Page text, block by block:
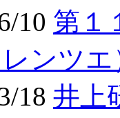
10 第１
ンツエ
18 井上